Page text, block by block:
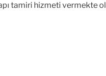
tamiri hizmeti vermekte